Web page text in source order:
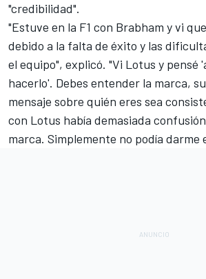
"credibilidad".
"Estuve en la F1 con Brabham y vi
debido a la falta de éxito y las
el equipo", explicó. "Vi Lotus y pensé
hacerlo'. Debes entender la marca,
mensaje sobre quién eres sea
con Lotus había demasiada
marca. Simplemente no podía darme